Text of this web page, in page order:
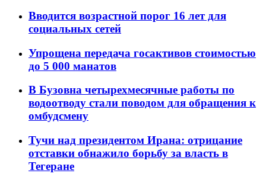
Вводится возрастной порог 16 лет для
социальных сетей
Упрощена передача госактивов стоимостью
до 5 000 манатов
В Бузовна четырехмесячные работы по
водоотводу стали поводом для обращения к
омбудсмену
Тучи над президентом Ирана: отрицание
отставки обнажило борьбу за власть в
Тегеране